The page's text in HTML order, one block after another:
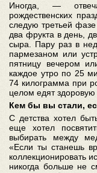
Иногда, —
рождественских
следую третьей
два фрукта в день,
сыра. Пару раз в
пармезаном или
пятницу вечером
каждое утро по 25
74 килограмма при
целом едят здоровую
Кем бы вы стали,
С детства хотел
еще хотел
выбирать между
«Если ты станешь
коллекционировать
никогда больше не